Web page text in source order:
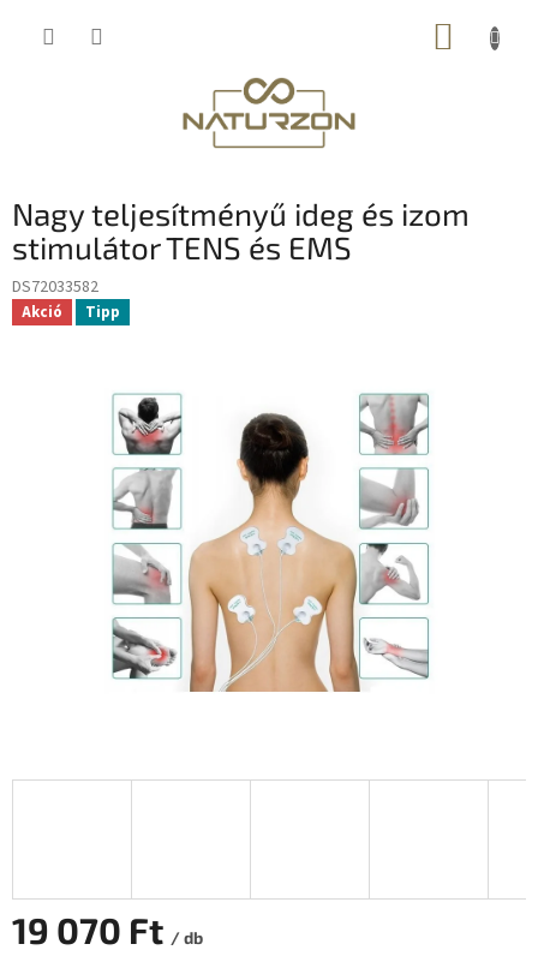
KOSÁR
Nagy teljesítményű ideg és izom
stimulátor TENS és EMS
DS72033582
Akció Tipp
19 070 Ft / db